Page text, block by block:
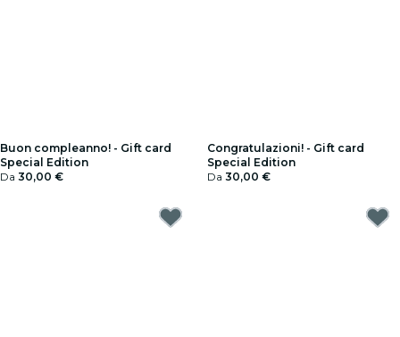
Buon compleanno! - Gift card
Special Edition
Da 30,00 €
Congratulazioni! - Gift card
Special Edition
Da 30,00 €